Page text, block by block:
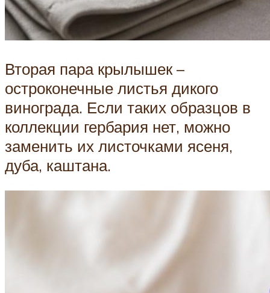
Вторая пара крылышек –
остроконечные листья дикого
винограда. Если таких образцов в
коллекции гербария нет, можно
заменить их листочками ясеня,
дуба, каштана.